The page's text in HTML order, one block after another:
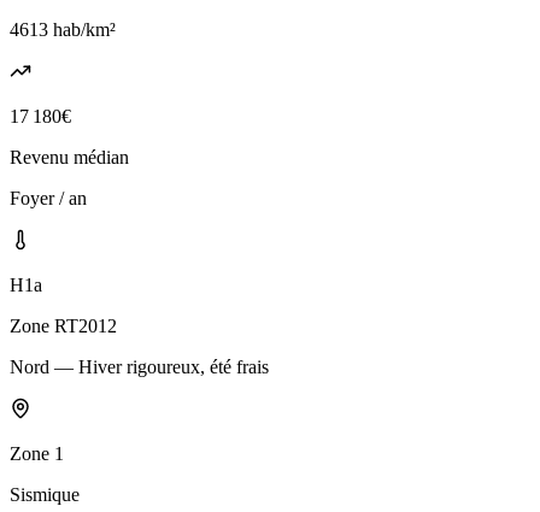
4613 hab/km²
17 180€
Revenu médian
Foyer / an
H1a
Zone RT2012
Nord — Hiver rigoureux, été frais
Zone 1
Sismique